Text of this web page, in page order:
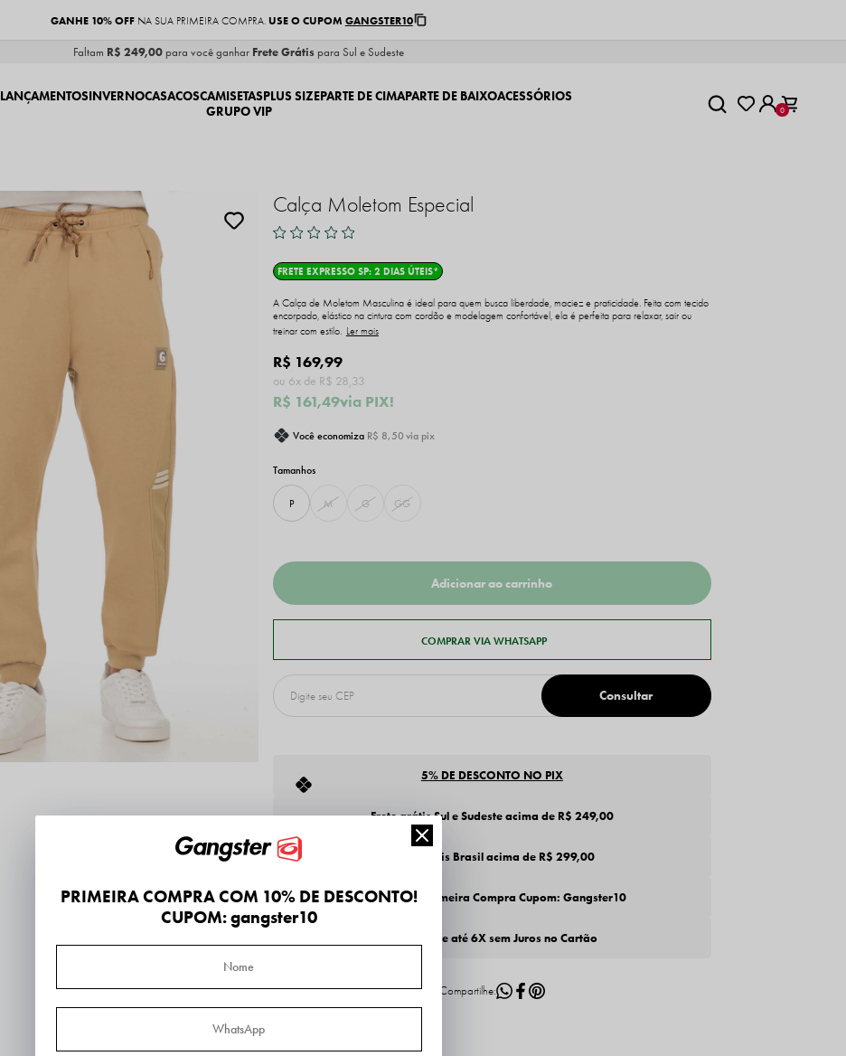
GANHE 10% OFFNA SUA PRIMEIRA COMPRA. USE O CUPOM GANGSTER10
Faltam R$ 249,00 para você ganhar Frete Grátis para Sul e Sudeste
LANÇAMENTOSINVERNOCASACOSCAMISETASPLUS SIZEPARTE DE CIMAPARTE DE BAIXOACESSÓRIOS
GRUPO VIP
0
Calça Moletom Especial
FRETE EXPRESSO SP: 2 DIAS ÚTEIS*
A Calça de Moletom Masculina é ideal para quem busca liberdade, maciez e praticidade. Feita com tecido
encorpado, elástico na cintura com cordão e modelagem confortável, ela é perfeita para relaxar, sair ou
treinar com estilo. Ler mais
R$ 161,49via PIX!
R$ 169,99
6x R$ 28,33
Você economiza R$ 8,50 via pix
P M G GG
5% DE DESCONTO NO PIX
Frete grátis Sul e Sudeste acima de R$ 249,00
Frete grátis Brasil acima de R$ 299,00
10% OFF na Primeira Compra Cupom: Gangster10
Parcelas de até 6X sem Juros no Cartão
PRIMEIRA COMPRA COM 10% DE DESCONTO!
CUPOM: gangster10